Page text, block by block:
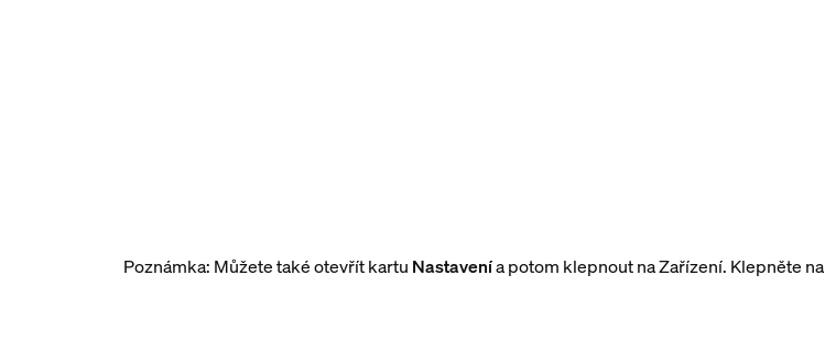
Poznámka: Můžete také otevřít kartu Nastavenía potom klepnout na Zařízení. Klepněte na